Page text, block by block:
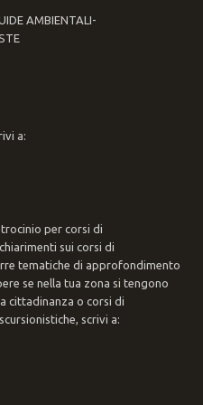
AMBIENTALI-
a:
per corsi di
sui corsi di
tematiche di approfondimento
se nella tua zona si tengono
cittadinanza o corsi di
scrivi a: